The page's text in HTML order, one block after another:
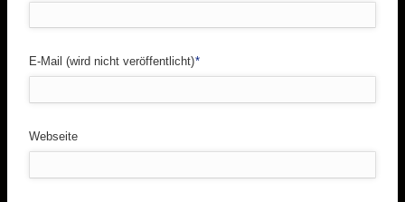
Pflichtfeld
E-Mail (wird nicht veröffentlicht)*
Webseite